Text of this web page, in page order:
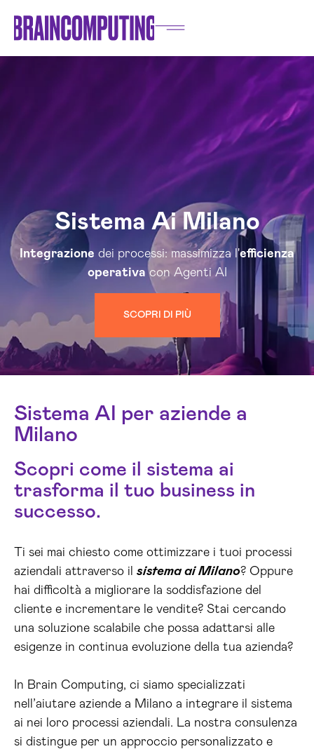
Sistema Ai Milano
Integrazione dei processi: massimizza l'efficienza
operativa con Agenti AI
SCOPRI DI PIÙ
Sistema AI per aziende a
Milano
Scopri come il sistema ai
trasforma il tuo business in
successo.
Ti sei mai chiesto come ottimizzare i tuoi processi
aziendali attraverso il sistema ai Milano? Oppure
hai difficoltà a migliorare la soddisfazione del
cliente e incrementare le vendite? Stai cercando
una soluzione scalabile che possa adattarsi alle
esigenze in continua evoluzione della tua azienda?
In Brain Computing, ci siamo specializzati
nell’aiutare aziende a Milano a integrare il sistema
ai nei loro processi aziendali. La nostra consulenza
si distingue per un approccio personalizzato e